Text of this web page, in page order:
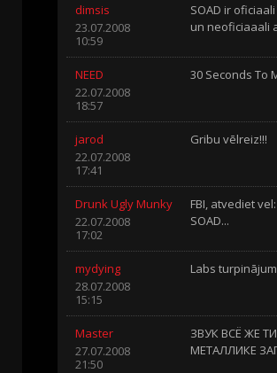
dimsis
23.07.2008
10:59
SOAD ir
un neoficiaaali
NEED
22.07.2008
18:57
30 Seconds To
jarod
22.07.2008
17:41
Gribu vēlreiz!!!
Drunk Ugly Munky
22.07.2008
17:02
FBI, atvediet
SOAD...
mydying
28.07.2008
15:15
Labs
Master
27.07.2008
21:50
ЗВУК ВСЁ ЖЕ
МЕТАЛЛИКЕ